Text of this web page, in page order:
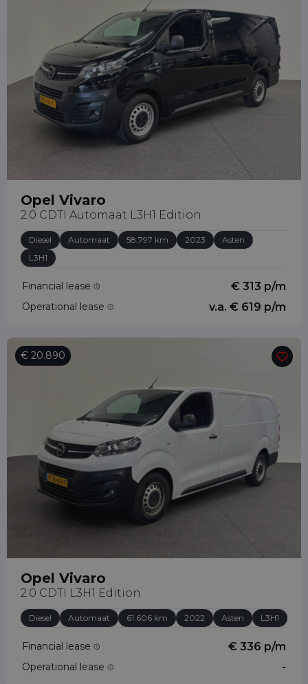
31658065289
Opel Vivaro
2.0 CDTI Automaat L3H1 Edition
Diesel Automaat 58.797 km 2023
Asten
L3H1
Financial lease € 313 p/m
Operational lease v.a. € 619 p/m
€ 20.890
Opel Vivaro
2.0 CDTI L3H1 Edition
Diesel Automaat 61.606 km 2022 Asten L3H1
Financial lease € 336 p/m
Operational lease -